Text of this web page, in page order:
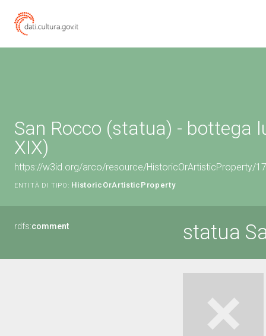
San Rocco (statua) - bottega
XIX)
https://w3id.org/arco/resource/HistoricOrArtisticProperty/
ENTITÀ DI TIPO: HistoricOrArtisticProperty
rdfs:comment statua